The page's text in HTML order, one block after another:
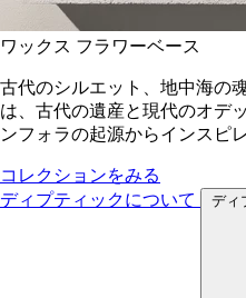
ワックス フラワーベース
古代のシルエット、地中海の
は、古代の遺産と現代のオデ
ンフォラの起源からインスピ
コレクションをみる
ディプティックについて
ディ